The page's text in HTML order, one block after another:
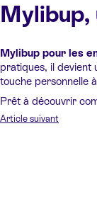
Mylibup,
Mylibup pour les
pratiques, il devient
touche personnelle
Prêt à découvrir
Article suivant